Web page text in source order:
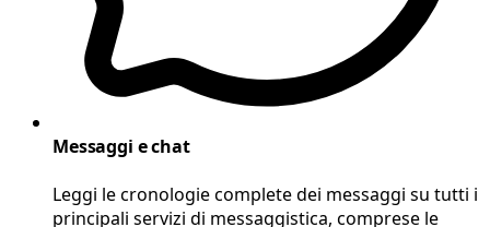
Messaggi e chat
Leggi le cronologie complete dei messaggi su tutti i
principali servizi di messaggistica, comprese le